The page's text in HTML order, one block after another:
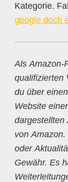
Kategorie.
google doch
Als Amazon-
qualifizierten
du über
Website
dargestellten
von
oder
Gewähr. Es